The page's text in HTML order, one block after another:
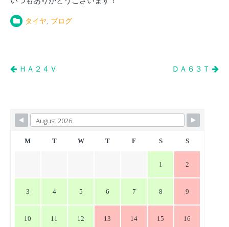
タイヤ, ブログ
投
ビ
ゲ
ＨＡ２４Ｖ ＤＡ６３Ｔ
M T W T F S S
1 2
3 4 5 6 7 8 9
10 11 12 13 14 15 16